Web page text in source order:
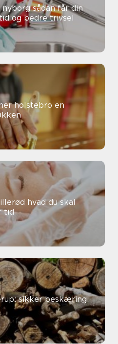
får din
og bedre trivsel
holstebro en
du skal
tid
sikker beskæring